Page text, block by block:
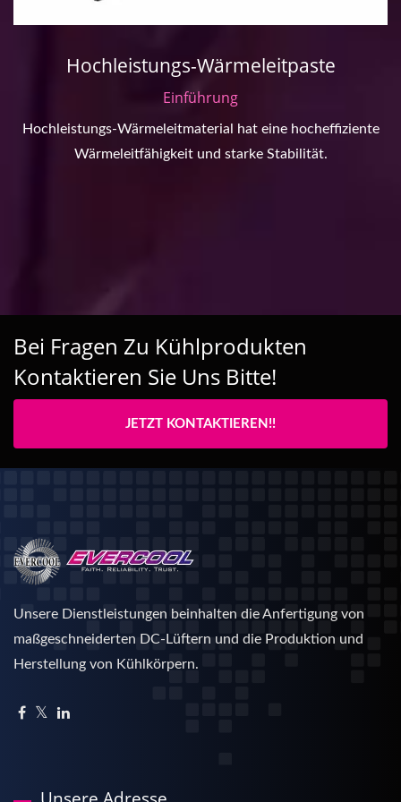
Hochleistungs-Wärmeleitpaste
Einführung
Hochleistungs-Wärmeleitmaterial hat eine hocheffiziente
Wärmeleitfähigkeit und starke Stabilität.
Bei Fragen Zu Kühlprodukten
Kontaktieren Sie Uns Bitte!
JETZT KONTAKTIEREN!!
Unsere Dienstleistungen beinhalten die Anfertigung von
maßgeschneiderten DC-Lüftern und die Produktion und
Herstellung von Kühlkörpern.